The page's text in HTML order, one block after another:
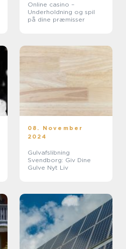
Online casino –
Underholdning og spil
på dine præmisser
08. November
2024
Gulvafslibning
Svendborg: Giv Dine
Gulve Nyt Liv